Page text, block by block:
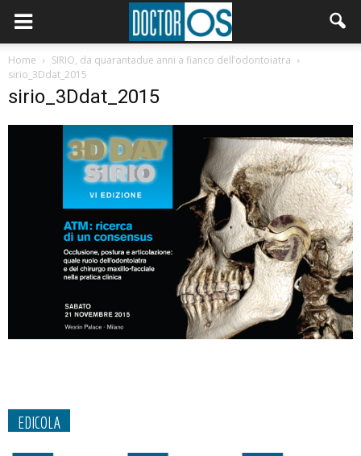
Home
SIRIO, da quarantadue anni a fianco dell’odontoiatra
sirio_3Ddat_2015
sirio_3Ddat_2015
EDICOLA